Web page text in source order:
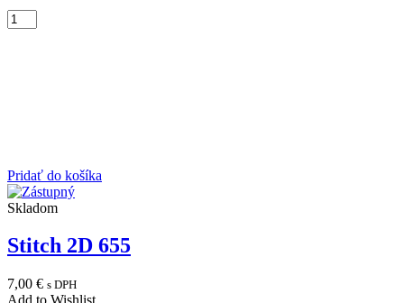
Pridať do košíka
Skladom
Stitch 2D 655
7,00 € s DPH